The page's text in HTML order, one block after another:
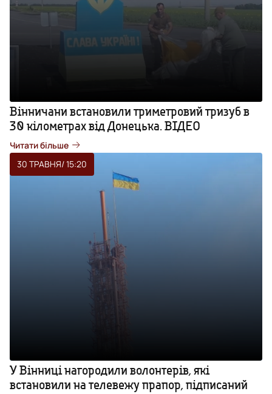
Вінничани встановили триметровий тризуб в
30 кілометрах від Донецька. ВІДЕО
Читати більше
30 ТРАВНЯ/ 15:20
У Вінниці нагородили волонтерів, які
встановили на телевежу прапор, підписаний